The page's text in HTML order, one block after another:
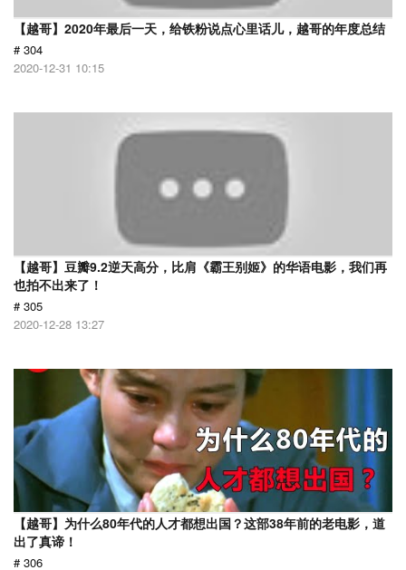
【越哥】2020年最后一天，给铁粉说点心里话儿，越哥的年度总结
# 304
2020-12-31 10:15
【越哥】豆瓣9.2逆天高分，比肩《霸王别姬》的华语电影，我们再
也拍不出来了！
# 305
2020-12-28 13:27
【越哥】为什么80年代的人才都想出国？这部38年前的老电影，道
出了真谛！
# 306